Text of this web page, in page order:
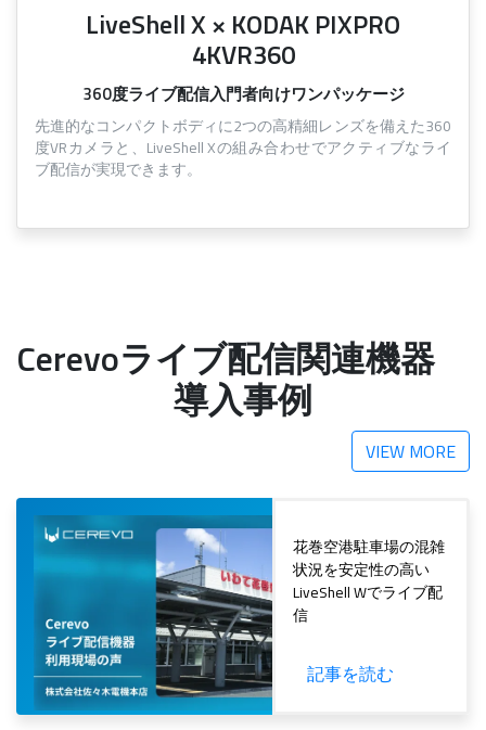
LiveShell X × KODAK PIXPRO
4KVR360
360度ライブ配信入門者向けワンパッケージ
先進的なコンパクトボディに2つの高精細レンズを備えた360
度VRカメラと、LiveShell Xの組み合わせでアクティブなライ
ブ配信が実現できます。
Cerevoライブ配信関連機器
導入事例
VIEW MORE
花巻空港駐車場の混雑
状況を安定性の高い
LiveShell Wでライブ配
信
記事を読む